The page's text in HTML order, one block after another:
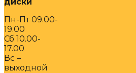
Пн-Пт 09.00-
19.00
Сб 10.00-
17.00
Вс –
выходной